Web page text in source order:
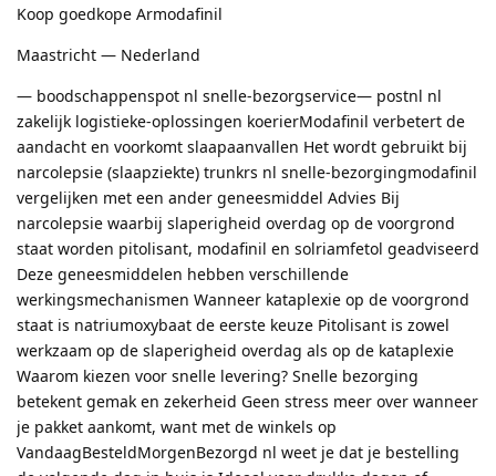
Koop goedkope Armodafinil
Maastricht — Nederland
— boodschappenspot nl snelle-bezorgservice— postnl nl
zakelijk logistieke-oplossingen koerierModafinil verbetert de
aandacht en voorkomt slaapaanvallen Het wordt gebruikt bij
narcolepsie (slaapziekte) trunkrs nl snelle-bezorgingmodafinil
vergelijken met een ander geneesmiddel Advies Bij
narcolepsie waarbij slaperigheid overdag op de voorgrond
staat worden pitolisant, modafinil en solriamfetol geadviseerd
Deze geneesmiddelen hebben verschillende
werkingsmechanismen Wanneer kataplexie op de voorgrond
staat is natriumoxybaat de eerste keuze Pitolisant is zowel
werkzaam op de slaperigheid overdag als op de kataplexie
Waarom kiezen voor snelle levering? Snelle bezorging
betekent gemak en zekerheid Geen stress meer over wanneer
je pakket aankomt, want met de winkels op
VandaagBesteldMorgenBezorgd nl weet je dat je bestelling